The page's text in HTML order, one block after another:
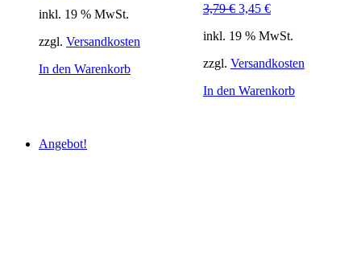
war:
ist:
inkl. 19 % MwSt.
zzgl. Versandkosten
In den Warenkorb
3,79€ Ursprünglicher
war:
3,45 €Aktueller
ist:
inkl. 19 % MwSt.
zzgl. Versandkosten
In den Warenkorb
Angebot!